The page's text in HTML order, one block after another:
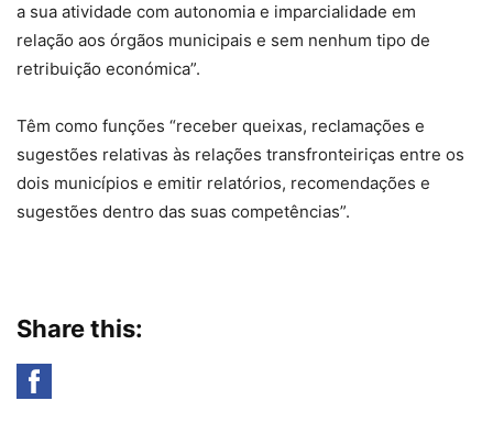
a sua atividade com autonomia e imparcialidade em
relação aos órgãos municipais e sem nenhum tipo de
retribuição económica”.
Têm como funções “receber queixas, reclamações e
sugestões relativas às relações transfronteiriças entre os
dois municípios e emitir relatórios, recomendações e
sugestões dentro das suas competências”.
Share this: